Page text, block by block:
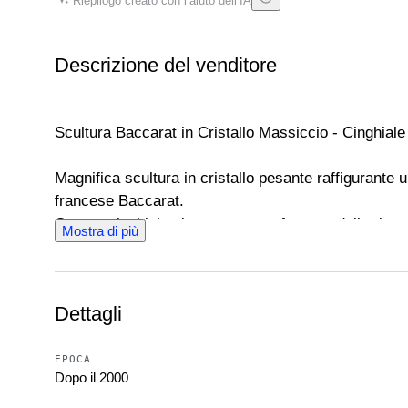
Descrizione del venditore
Scultura Baccarat in Cristallo Massiccio -
Magnifica scultura in cristallo pesante raffigurante
francese Baccarat.
Questo cinghiale elegante pezzo fa parte della
Caratteristiche del Prodotto:
• Marchio: Baccarat (Lavorato a mano in Francia)
rifrazione della luce.
della sua totale originalità (come visibile nelle
Dimensioni e Peso:
Mostra di più
Dettagli
EPOCA
Dopo il 2000